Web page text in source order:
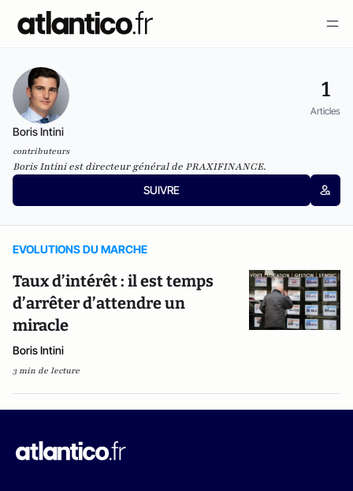
1
Articles
Boris Intini
contributeurs
Boris Intini est directeur général de PRAXIFINANCE.
SUIVRE
EVOLUTIONS DU MARCHE
Taux d’intérêt : il est temps
d’arrêter d’attendre un
miracle
Boris Intini
3 min de lecture